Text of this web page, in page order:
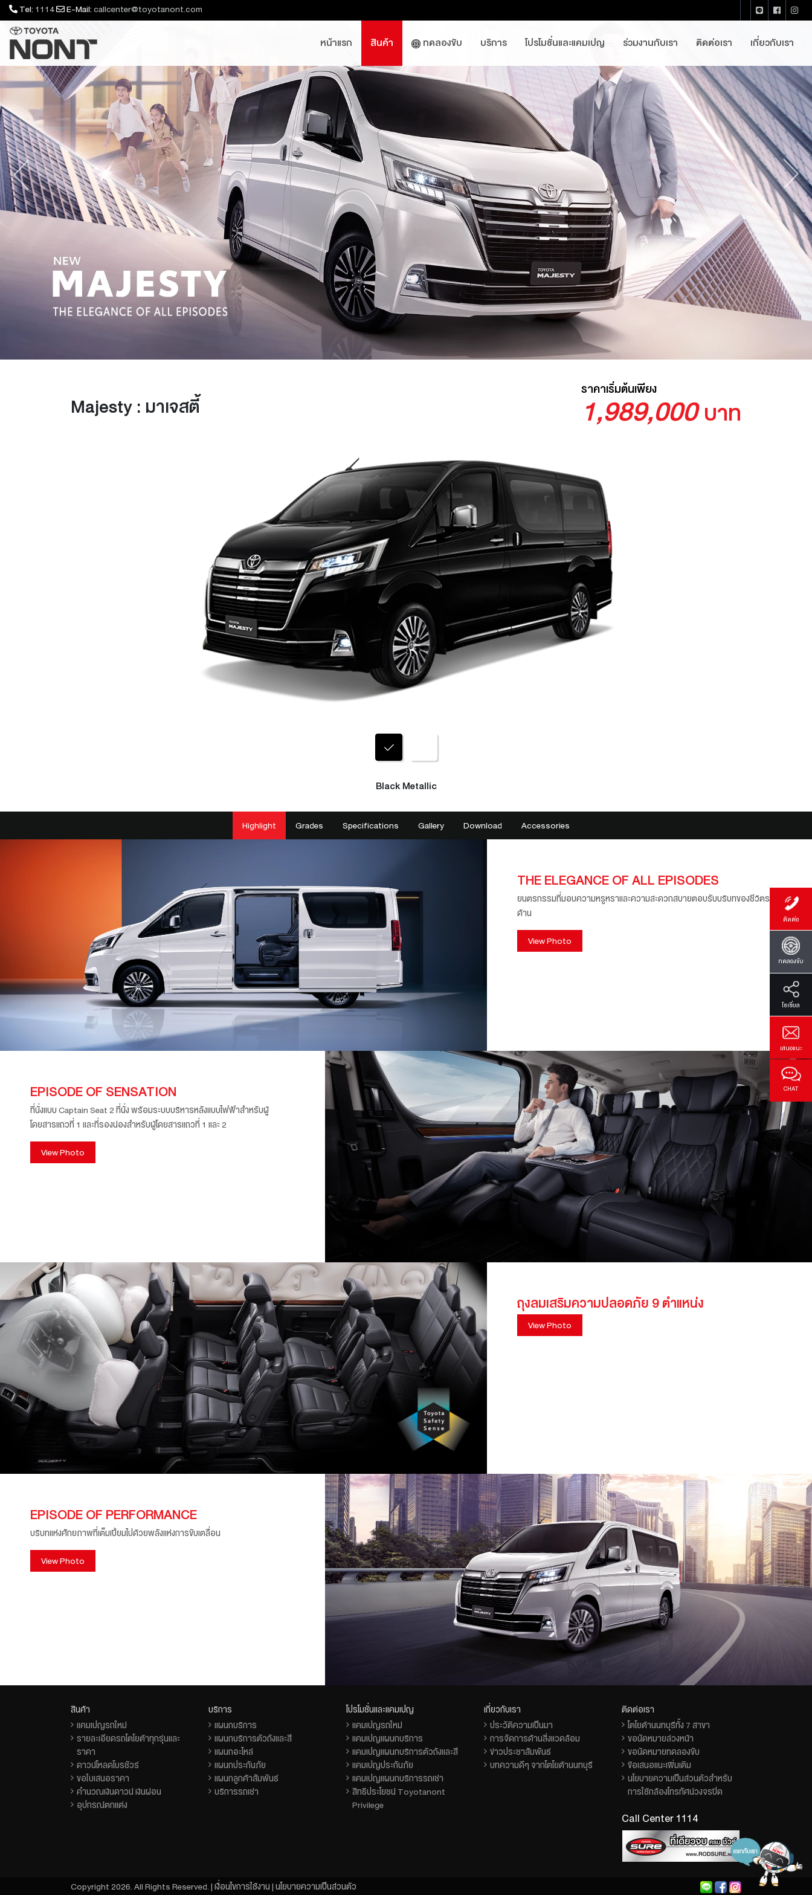
Tel: 1114 E-Mail:callcenter@toyotanont.com
หน้าแรก สินค้า ทดลองขับ บริการ โปรโมชั่นและแคมเปญ ร่วมงานกับเรา ติดต่อเรา เกี่ยวกับเรา
ติดต่อ
ทดลองขับ
โซเซี่ยล
เสนอแนะ
CHAT
Majesty : มาเจสตี้
ราคาเริ่มต้นเพียง
1,989,000บาท
Black Metallic
Highlight Grades Specifications Gallery Download Accessories
THE ELEGANCE OF ALL EPISODES
ยนตรกรรมที่มอบความหรูหราและความสะดวกสบายตอบรับบริบทของชีวิตรอบ
ด้าน
View Photo
EPISODE OF SENSATION
ที่นั่งแบบ Captain Seat 2 ที่นั่ง พร้อมระบบบริหารหลังแบบไฟฟ้าสำหรับผู้
โดยสารแถวที่ 1 และที่รองน่องสำหรับผู้โดยสารแถวที่ 1 และ 2
View Photo
ถุงลมเสริมความปลอดภัย 9 ตำแหน่ง
View Photo
EPISODE OF PERFORMANCE
บริบทแห่งศักยภาพที่เต็มเปี่ยมไปด้วยพลังแห่งการขับเตลื่อน
View Photo
สินค้า
แคมเปญรถใหม่
รายละเอียดรถโตโยต้าทุกรุ่นและ
ราคา
ดาวน์โหลดโบรชัวร์
ขอใบเสนอราคา
คำนวณเงินดาวน์ เงินผ่อน
อุปกรณ์ตกแต่ง
บริการ
แผนกบริการ
แผนกบริการตัวถังและสี
แผนกอะไหล่
แผนกประกันภัย
แผนกลูกค้าสัมพันธ์
บริการรถเช่า
โปรโมชั่นและแคมเปญ
แคมเปญรถใหม่
แคมเปญแผนกบริการ
แคมเปญแผนกบริการตัวถังและสี
แคมเปญประกันภัย
แคมเปญแผนกบริการรถเช่า
สิทธิประโยชน์ Toyotanont
Privilege
เกี่ยวกับเรา
ประวัติความเป็นมา
การจัดการด้านสิ่งแวดล้อม
ข่าวประชาสัมพันธ์
บทความดีๆ จากโตโยต้านนทบุรี
ติดต่อเรา
โตโยต้านนทบุรีทั้ง 7 สาขา
ขอนัดหมายล่วงหน้า
ขอนัดหมายทดลองขับ
ข้อเสนอแนะเพิ่มเติม
นโยบายความเป็นส่วนตัวสำหรับ
การใช้กล้องโทรทัศน์วงจรปิด
Call Center 1114
Copyright 2026. All Rights Reserved. |เงื่อนไขการใช้งาน|นโยบายความเป็นส่วนตัว